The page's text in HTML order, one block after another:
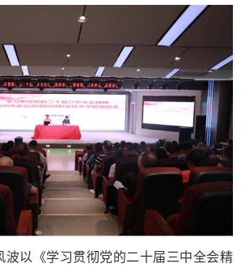
波以《学习贯彻党的二十届三中全会精